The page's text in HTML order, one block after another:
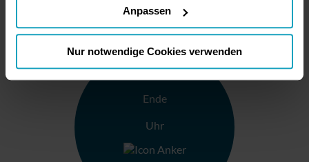
Anpassen
Nur notwendige Cookies verwenden
Ende
Uhr